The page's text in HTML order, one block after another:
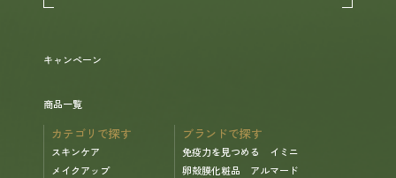
キャンペーン
商品一覧
カテゴリで探す
スキンケア
メイクアップ
ブランドで探す
免疫力を見つめる イミニ
卵殻膜化粧品 アルマード